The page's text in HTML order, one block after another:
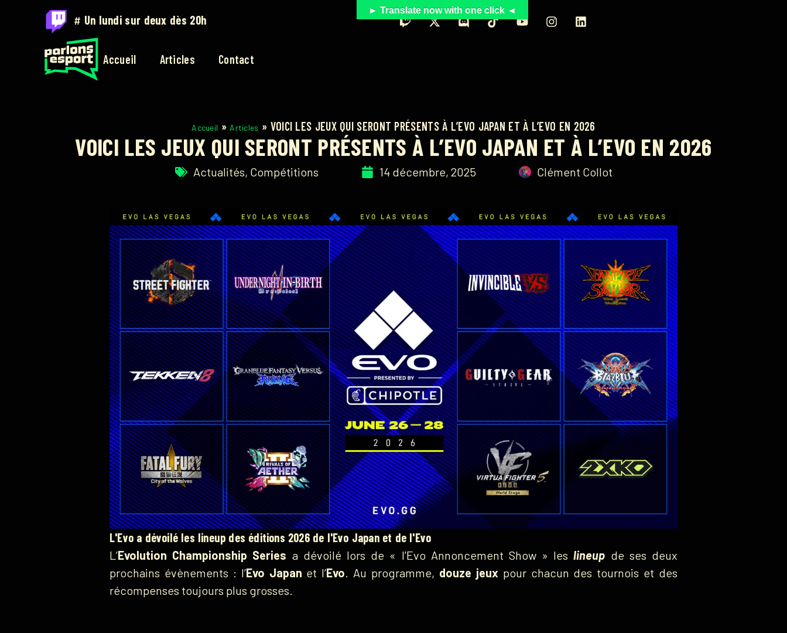
# Sur twitch.tv/parlons_esport
Accueil Articles Contact
Accueil » Articles » VOICI LES JEUX QUI SERONT PRÉSENTS À L’EVO JAPAN ET À L’EVO EN 2026
VOICI LES JEUX QUI SERONT PRÉSENTS À L’EVO JAPAN ET À L’EVO EN 2026
Actualités, Compétitions 14 décembre, 2025 Clément Collot
L'Evo a dévoilé les lineup des éditions 2026 de l'Evo Japan et de l'Evo
L’Evolution Championship Series a dévoilé lors de « l’Evo Annoncement Show » les lineup de ses deux
prochains évènements : l’Evo Japan et l’Evo . Au programme, douze jeuxpour chacun des tournois et des
récompenses toujours plus grosses.
► Translate now with one click ◄